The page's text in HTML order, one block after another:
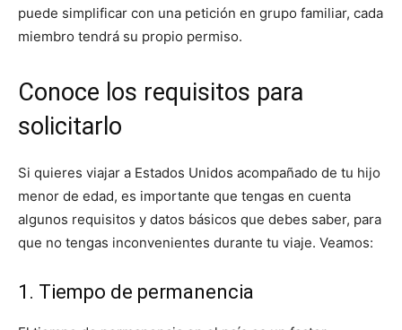
puede simplificar con una petición en grupo familiar, cada
miembro tendrá su propio permiso.
Conoce los requisitos para
solicitarlo
Si quieres viajar a Estados Unidos acompañado de tu hijo
menor de edad, es importante que tengas en cuenta
algunos requisitos y datos básicos que debes saber, para
que no tengas inconvenientes durante tu viaje. Veamos:
1. Tiempo de permanencia